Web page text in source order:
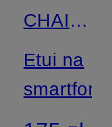
CHAIN
MUNICH
Etui na
smartfon